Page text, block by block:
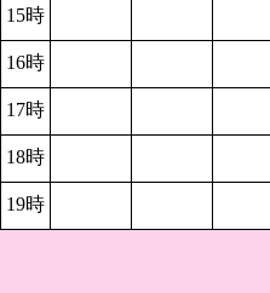
15時
16時
17時
18時
19時